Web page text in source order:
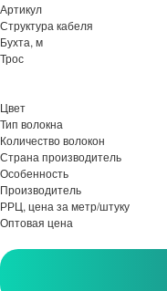
Артикул
Структура кабеля
Бухта, м
Трос
Цвет
Тип волокна
Количество волокон
Страна производитель
Особенность
Производитель
РРЦ, цена за метр/штуку
Оптовая цена